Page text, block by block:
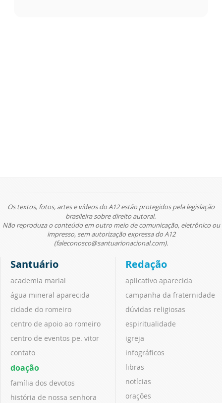
Os textos, fotos, artes e vídeos do A12 estão protegidos pela legislação
brasileira sobre direito autoral.
Não reproduza o conteúdo em outro meio de comunicação, eletrônico ou
impresso, sem autorização expressa do A12
(faleconosco@santuarionacional.com).
Santuário
academia marial
água mineral aparecida
cidade do romeiro
centro de apoio ao romeiro
centro de eventos pe. vitor
contato
doação
família dos devotos
história de nossa senhora
Redação
aplicativo aparecida
campanha da fraternidade
dúvidas religiosas
espiritualidade
igreja
infográficos
libras
notícias
orações